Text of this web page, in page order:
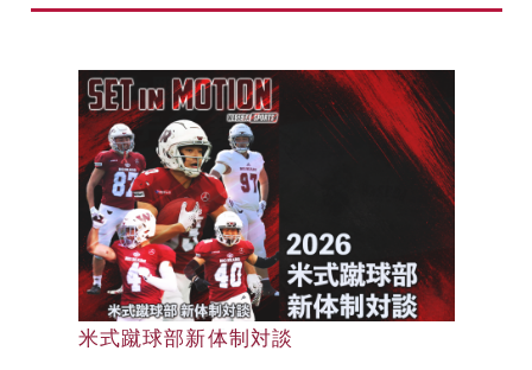
早大野球部選手名鑑
米式蹴球部新体制対談
早大野球部選手名鑑